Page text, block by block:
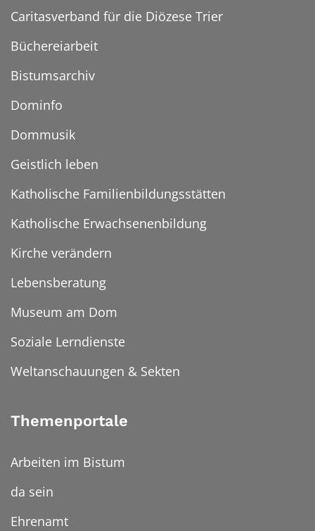
Caritasverband für die Diözese Trier
Büchereiarbeit
Bistumsarchiv
Dominfo
Dommusik
Geistlich leben
Katholische Familienbildungsstätten
Katholische Erwachsenenbildung
Kirche verändern
Lebensberatung
Museum am Dom
Soziale Lerndienste
Weltanschauungen & Sekten
Themenportale
Arbeiten im Bistum
da sein
Ehrenamt